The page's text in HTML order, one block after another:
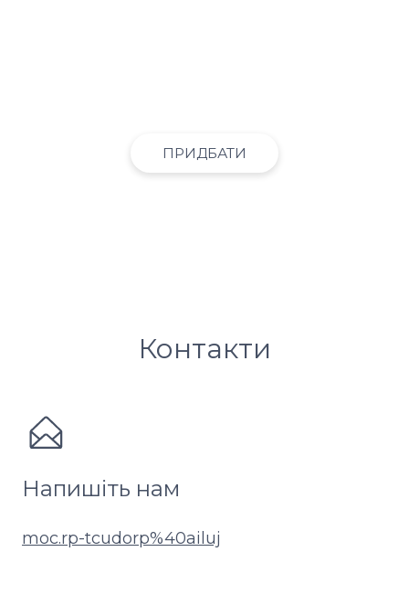
ПРИДБАТИ
Контакти
Напишіть нам
moc.rp-tcudorp%40ailuj